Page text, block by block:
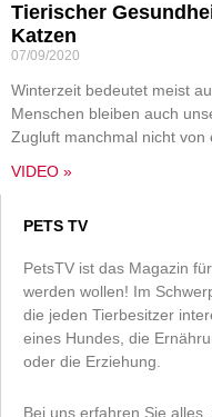
Tierischer
Katzen
07/09/2020
Winterzeit bedeutet meist
Menschen bleiben auch
Zugluft manchmal nicht von
VIDEO »
PETS TV
PetsTV ist das Magazin
werden wollen! Im
die jeden Tierbesitzer
eines Hundes, die
oder die Erziehung.
Bei uns erfahren Sie